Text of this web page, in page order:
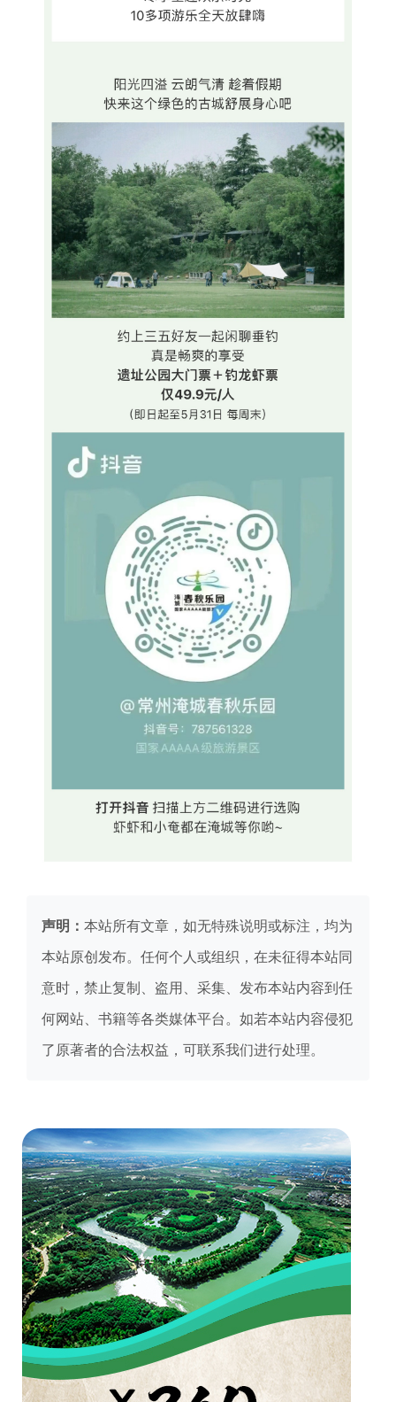
声明： 本站所有文章，如无特殊说明或标注，均为
本站原创发布。任何个人或组织，在未征得本站同
意时，禁止复制、盗用、采集、发布本站内容到任
何网站、书籍等各类媒体平台。如若本站内容侵犯
了原著者的合法权益，可联系我们进行处理。